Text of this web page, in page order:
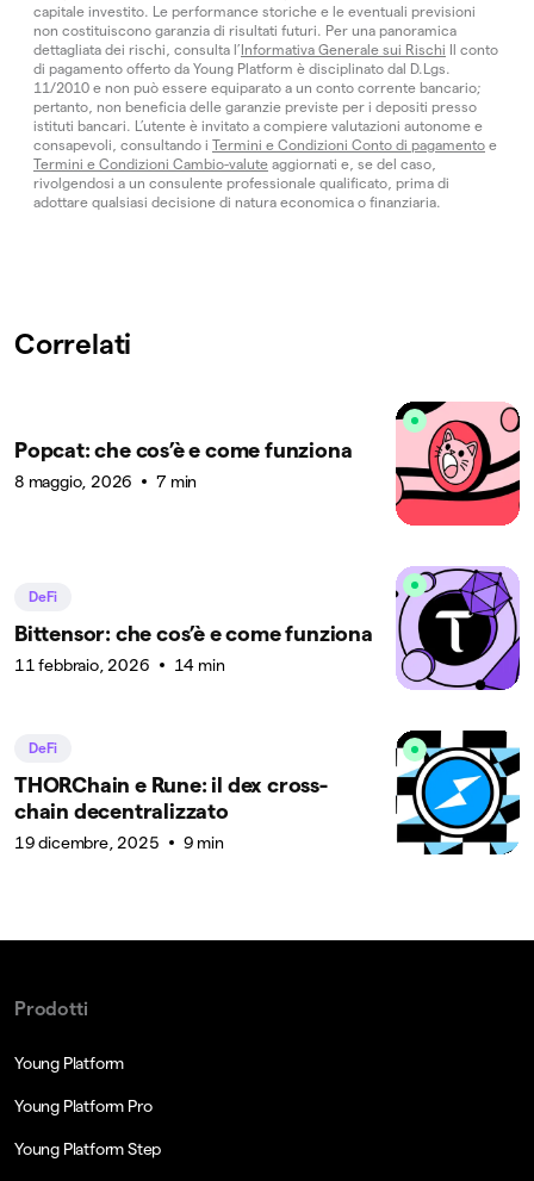
capitale investito. Le performance storiche e le eventuali previsioni
non costituiscono garanzia di risultati futuri. Per una panoramica
dettagliata dei rischi, consulta l’ Informativa Generale sui Rischi Il conto
di pagamento offerto da Young Platform è disciplinato dal D.Lgs.
11/2010 e non può essere equiparato a un conto corrente bancario;
pertanto, non beneficia delle garanzie previste per i depositi presso
istituti bancari. L’utente è invitato a compiere valutazioni autonome e
consapevoli, consultando i Termini e Condizioni Conto di pagamento e
Termini e Condizioni Cambio-valute aggiornati e, se del caso,
rivolgendosi a un consulente professionale qualificato, prima di
adottare qualsiasi decisione di natura economica o finanziaria.
Correlati
Popcat: che cos’è e come funziona
8 maggio, 2026 7 min
DeFi
Bittensor: che cos’è e come funziona
11 febbraio, 2026 14 min
DeFi
THORChain e Rune: il dex cross-
chain decentralizzato
19 dicembre, 2025 9 min
Prodotti
Young Platform
Young Platform Pro
Young Platform Step